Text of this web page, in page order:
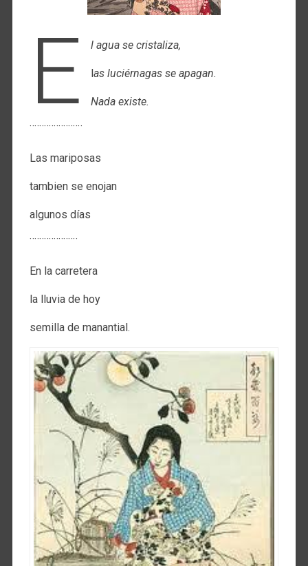
E l agua se cristaliza,
las luciérnagas se apagan.
Nada existe.
¨¨¨¨¨¨¨¨¨¨¨
Las mariposas
tambien se enojan
algunos días
¨¨¨¨¨¨¨¨¨¨
En la carretera
la lluvia de hoy
semilla de manantial.